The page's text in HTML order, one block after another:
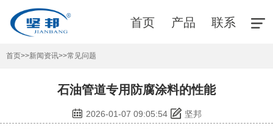
首页 产品 联系
首页>>新闻资讯>>常见问题
石油管道专用防腐涂料的性能
2026-01-07 09:05:54 坚邦